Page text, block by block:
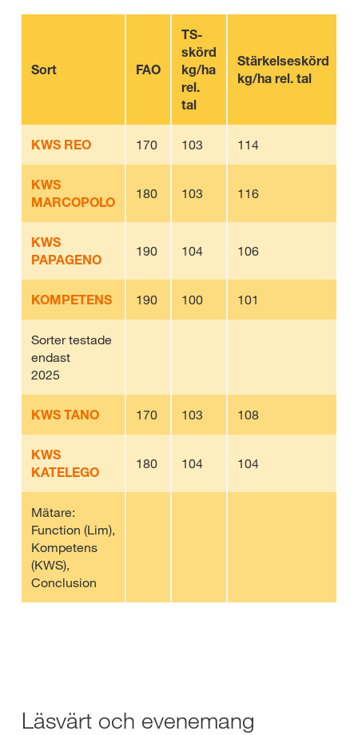
Sort FAO
TS-
skörd
kg/ha
rel.
tal
Stärkelseskörd
kg/ha rel. tal
KWS REO 170 103 114
KWS
MARCOPOLO
180 103 116
KWS
PAPAGENO
190 104 106
KOMPETENS 190 100 101
Sorter testade
endast
2025
KWS TANO 170 103 108
KWS
KATELEGO
180 104 104
Mätare:
Function (Lim),
Kompetens
(KWS),
Conclusion
Läsvärt och evenemang